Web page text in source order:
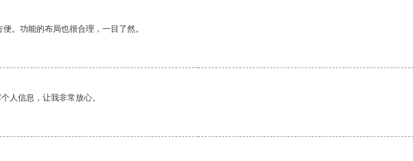
。功能的布局也很合理，一目了然。
人信息，让我非常放心。